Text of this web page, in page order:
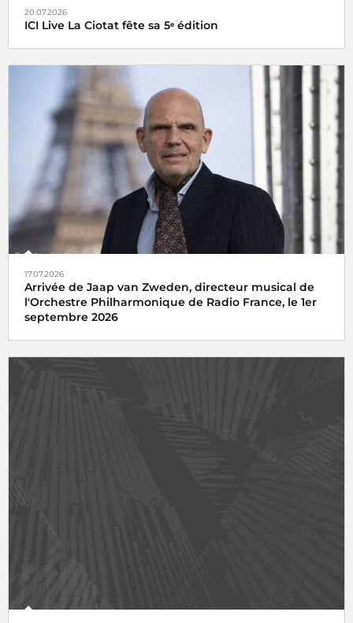
20.07.2026
ICI Live La Ciotat fête sa 5ᵉ édition
17.07.2026
Arrivée de Jaap van Zweden, directeur musical de
l'Orchestre Philharmonique de Radio France, le 1er
septembre 2026